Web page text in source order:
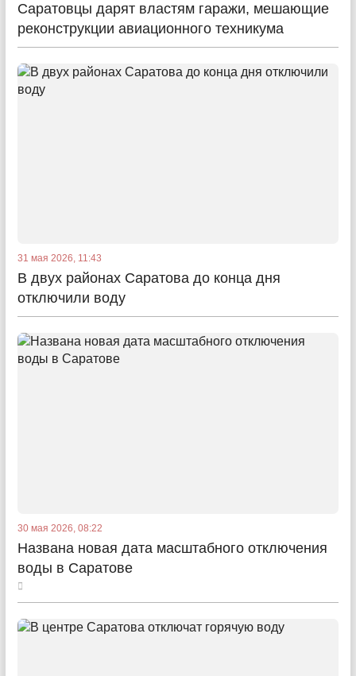
Саратовцы дарят властям гаражи, мешающие
реконструкции авиационного техникума
31 мая 2026, 11:43
В двух районах Саратова до конца дня
отключили воду
30 мая 2026, 08:22
Названа новая дата масштабного отключения
воды в Саратове